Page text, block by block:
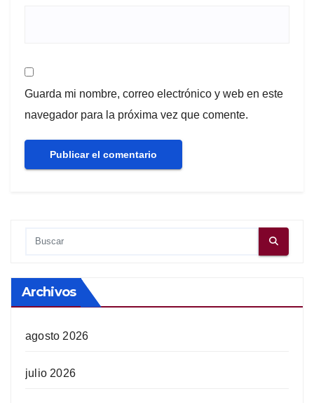
Guarda mi nombre, correo electrónico y web en este
navegador para la próxima vez que comente.
Archivos
agosto 2026
julio 2026